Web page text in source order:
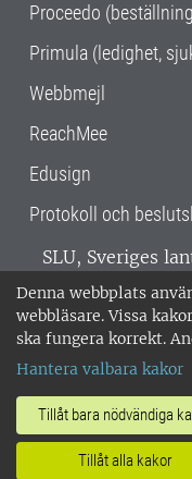
Denna webbplats
webbläsare. Vissa
ska fungera korrekt.
Hantera valbara kakor
Tillåt bara nödvändiga
Tillåt alla kakor
Proceedo
Primula (ledighet,
Webbmejl
ReachMee
Edusign
Protokoll och
SLU, Sveriges
verksamhet
Alnarp, Uppsala
miljöcertifierat
018-67 10 00 •
Om SLU:s
•Hantera kakor
personuppgifter